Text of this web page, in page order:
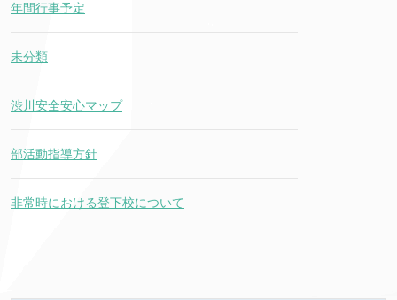
年間行事予定
未分類
渋川安全安心マップ
部活動指導方針
非常時における登下校について